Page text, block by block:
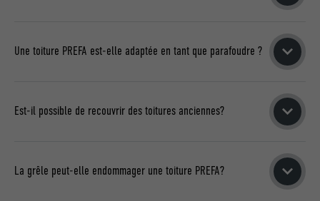
donner une indication de prix pour chaque tuile ou bardeau
de toiture. Ce n’est malheureusement pas si simple car, pour
Une toiture PREFA est-elle adaptée en tant que parafoudre ?
ÖNORM EN 62305-3, applicable en Autriche. Les normes et
Est-il possible de recouvrir des toitures anciennes?
losanges de toiture et panneaux FX.12 PREFA
parfaitement adaptés au recouvrement de toitures anciennes
La grêle peut-elle endommager une toiture PREFA?